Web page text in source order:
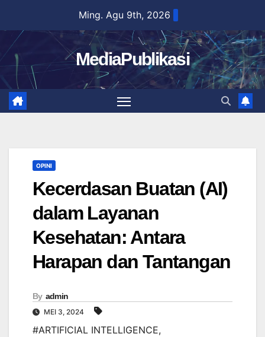
content
Ming. Agu 9th, 2026
MediaPublikasi
OPINI
Kecerdasan Buatan (AI)
dalam Layanan
Kesehatan: Antara
Harapan dan Tantangan
By admin
MEI 3, 2024
#ARTIFICIAL INTELLIGENCE,